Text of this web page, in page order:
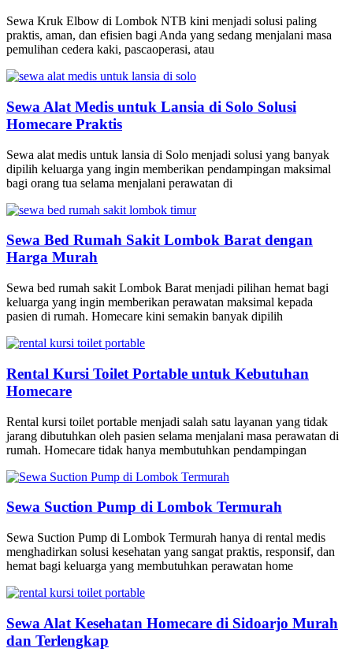
Sewa Kruk Elbow di Lombok NTB kini menjadi solusi paling
praktis, aman, dan efisien bagi Anda yang sedang menjalani masa
pemulihan cedera kaki, pascaoperasi, atau
Sewa Alat Medis untuk Lansia di Solo Solusi
Homecare Praktis
Sewa alat medis untuk lansia di Solo menjadi solusi yang banyak
dipilih keluarga yang ingin memberikan pendampingan maksimal
bagi orang tua selama menjalani perawatan di
Sewa Bed Rumah Sakit Lombok Barat dengan
Harga Murah
Sewa bed rumah sakit Lombok Barat menjadi pilihan hemat bagi
keluarga yang ingin memberikan perawatan maksimal kepada
pasien di rumah. Homecare kini semakin banyak dipilih
Rental Kursi Toilet Portable untuk Kebutuhan
Homecare
Rental kursi toilet portable menjadi salah satu layanan yang tidak
jarang dibutuhkan oleh pasien selama menjalani masa perawatan di
rumah. Homecare tidak hanya membutuhkan pendampingan
Sewa Suction Pump di Lombok Termurah
Sewa Suction Pump di Lombok Termurah hanya di rental medis
menghadirkan solusi kesehatan yang sangat praktis, responsif, dan
hemat bagi keluarga yang membutuhkan perawatan home
Sewa Alat Kesehatan Homecare di Sidoarjo Murah
dan Terlengkap